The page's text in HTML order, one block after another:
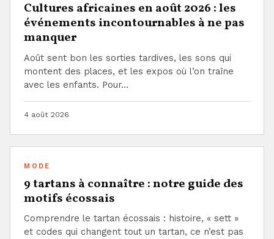
Cultures africaines en août 2026 : les
événements incontournables à ne pas
manquer
Août sent bon les sorties tardives, les sons qui
montent des places, et les expos où l’on traîne
avec les enfants. Pour…
4 août 2026
MODE
9 tartans à connaître : notre guide des
motifs écossais
Comprendre le tartan écossais : histoire, « sett »
et codes qui changent tout un tartan, ce n’est pas